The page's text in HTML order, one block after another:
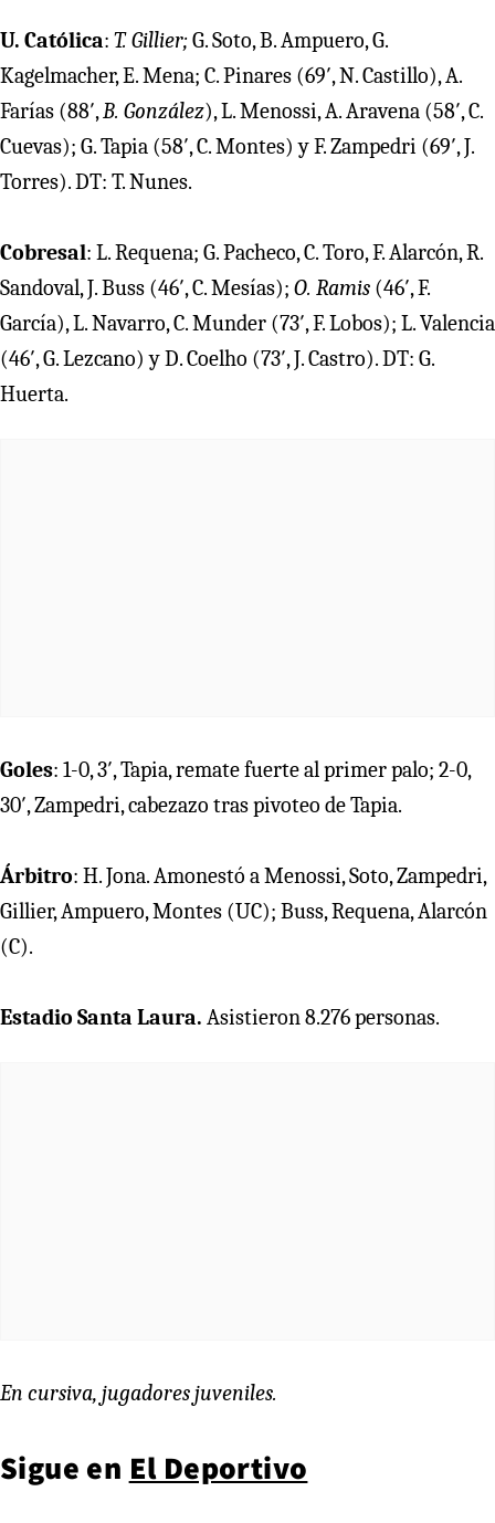
U. Católica: T. Gillier;G. Soto, B. Ampuero, G.
Kagelmacher, E. Mena; C. Pinares (69′, N. Castillo), A.
Farías (88′,B. González), L. Menossi, A. Aravena (58′, C.
Cuevas); G. Tapia (58′, C. Montes) y F. Zampedri (69′, J.
Torres). DT: T. Nunes.
Cobresal: L. Requena; G. Pacheco, C. Toro, F. Alarcón, R.
Sandoval, J. Buss (46′, C. Mesías); O. Ramis (46′, F.
García), L. Navarro, C. Munder (73′, F. Lobos); L. Valencia
(46′, G. Lezcano) y D. Coelho (73′, J. Castro). DT: G.
Huerta.
Goles: 1-0, 3′, Tapia, remate fuerte al primer palo; 2-0,
30′, Zampedri, cabezazo tras pivoteo de Tapia.
Árbitro: H. Jona. Amonestó a Menossi, Soto, Zampedri,
Gillier, Ampuero, Montes (UC); Buss, Requena, Alarcón
(C).
Estadio Santa Laura. Asistieron 8.276 personas.
En cursiva, jugadores juveniles.
Sigue en El Deportivo